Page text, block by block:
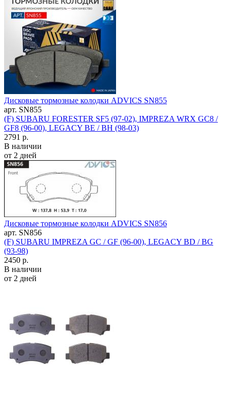
Дисковые тормозные колодки ADVICS SN855
арт. SN855
(F) SUBARU FORESTER SF5 (97-02), IMPREZA WRX GC8 /
GF8 (96-00), LEGACY BE / BH (98-03)
2791 р.
В наличии
от 2 дней
Дисковые тормозные колодки ADVICS SN856
арт. SN856
(F) SUBARU IMPREZA GC / GF (96-00), LEGACY BD / BG
(93-98)
2450 р.
В наличии
от 2 дней